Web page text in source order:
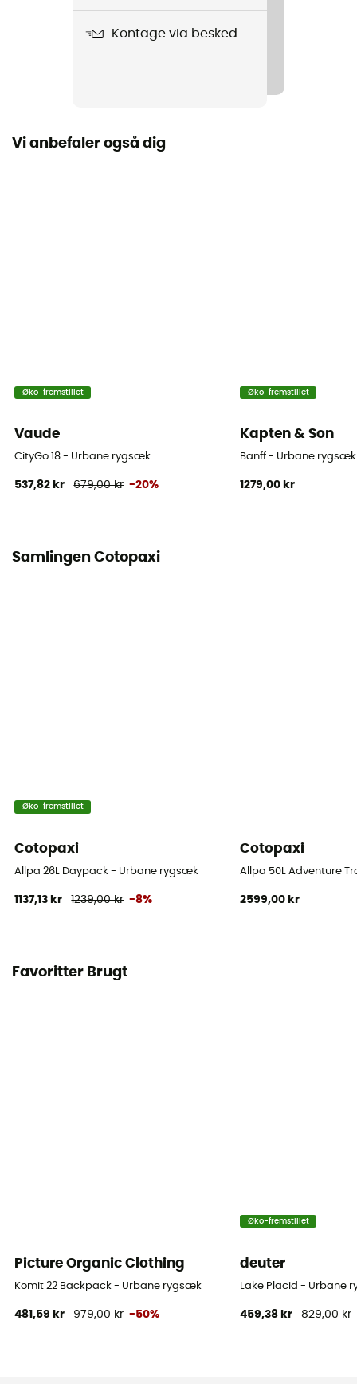
Mål
Adgang til tasken
Kontage via besked
Vi anbefaler også dig
Øko-fremstillet
Vaude
CityGo 18 - Urbane rygsæk
537,82 kr 679,00 kr -20%
Øko-fremstillet
Kapten & Son
Banff - Urbane rygsæk
1279,00 kr
Samlingen Cotopaxi
Øko-fremstillet
Cotopaxi
Allpa 26L Daypack - Urbane rygsæk
1137,13 kr 1239,00 kr -8%
Cotopaxi
Allpa 50L Adventure
2599,00 kr
Favoritter Brugt
Picture Organic Clothing
Komit 22 Backpack - Urbane rygsæk
481,59 kr 979,00 kr -50%
Øko-fremstillet
deuter
Lake Placid - Urbane
459,38 kr 829,00 kr